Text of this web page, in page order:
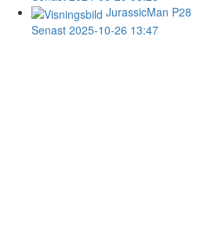
JurassicMan P28
Senast 2025-10-26 13:47